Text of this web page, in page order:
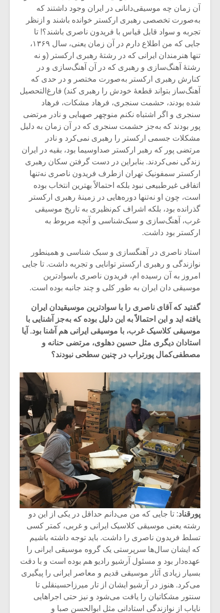
آن زمان چه موسیقی‌دانانی در ایران وجود داشتند که
به‌صورت تخصصی رهبری ارکستر خوانده باشند و ازنظر
تجربه و سواد قابل قیاس با فریدون ناصری باشند؟! تا
جایی که من اطلاع دارم در آن زمان یعنی، سال ۱۳۶۹،
تنها هنرمندان ایرانی که در رشتۀ رهبری ارکستر (و نه
رشتۀ آهنگ‌سازی و رهبری که در آن آهنگ‌سازی و در
کنارش رهبری ارکستر به‌صورت مختصر و در حدی که
آهنگ‌ساز بتواند قطعۀ خودش را رهبری کند) فارغ‌التحصیل
شده بودند، حشمت سنجری، فرهاد مشکات، فرهاد
سنجری و اگر اشتباه نکنم منوچهر صهبایی و نادر مرتضی
پور بودند که به‌جز حشمت سنجری که در آن زمان به دلیل
مشکلات جسمی ارکستر را رهبری نمی‌کرد و نادر
مرتضی پور که رهبر ارکستر صداوسیما بود، بقیه در ایران
زندگی نمی‌کردند. بنابراین در دست گرفتن سکان رهبری
ارکستر سمفونیک تهران ازطرف فریدون ناصری نه‌تنها
اتفاقی غیرطبیعی نبود بلکه احتمالاً بهترین انتخاب بوده
است، چون او نه‌تنها دوره‌هایی در زمینۀ رهبری ارکستر
گذرانده بود، بلکه اشراف کم‌نظیری به تاریخ موسیقی
غرب، آهنگ‌سازی و سبک‌شناسی و آنچه مربوط به
ارکستر بود داشت.
استاد ناصری در آهنگسازی و سبک شناسی و همینطور
نوازندگی و رهبری ارکستر توانایی و تجربه داشت. تا جایی
امروز به آن رسیده ام، فریدون ناصری باسوادترین
موسیقی دان ایران به طور کلی و چند جانبه بوده است.
گفتید که آقای ناصری را با سوادترین موسیقیدان ایران
یافته اید و این احتمالاً به این دلیل بوده که به‌جز آشنایی با
موسیقی کلاسیک غرب، با موسیقی ایرانی هم آشنا بود. آیا
استادان دیگری مثل حسین دهلوی، مرتضی حنانه و
مصطفی‌کمال پورتراب در چنین سطحی نبودند؟
پورقناد: تا جایی که من می‌دانم حداقل در یکی از این دو
رشته یعنی موسیقی کلاسیک ایرانی و غربی، کمتر کسی
تسلط فریدون ناصری را داشت. باید توجه داشته باشیم
که ایشان سال‌ها سرپرستی یک گروه موسیقی ایرانی را
عهده‌دار بود و مسئول آرشیو رادیو هم بوده است و با دقت
بسیار زیادی آثار موسیقی قدیم و معاصر ایرانی را پیگیری
می‌کرد. هنوز در آرشیو ایشان از تار میرزاحسینقلی تا
سنتور مشکاتیان را یافت می‌شود و نیز حتی اجراهایی
نایاب از نوازندگی استادانی مثل ابوالحسن صبا و
میکلوش روژا
متن فیلم «متری
شیش و نیم»
اگر نمی توانی
بدنام ترین باش
موسیقی
برگزار
سکانسی